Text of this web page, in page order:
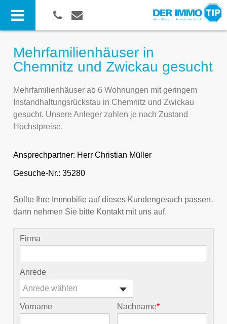
Mehrfamilienhäuser in
Chemnitz und Zwickau gesucht
Mehrfamilienhäuser ab 6 Wohnungen mit geringem
Instandhaltungsrückstau in Chemnitz und Zwickau
gesucht. Unsere Anleger zahlen je nach Zustand
Höchstpreise.
Ansprechpartner: Herr Christian Müller
Gesuche-Nr.: 35280
Sollte Ihre Immobilie auf dieses Kundengesuch passen,
dann nehmen Sie bitte Kontakt mit uns auf.
Firma
Anrede
Anrede wählen
Vorname Nachname*